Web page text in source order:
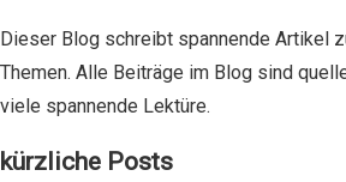
Dieser Blog schreibt spannende Artikel
Themen. Alle Beiträge im Blog sind
viele spannende Lektüre.
kürzliche Posts